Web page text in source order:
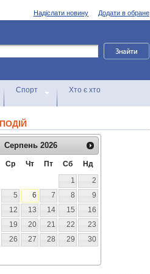
Додати в обране
Надіслати новину
Спорт Хто є хто
Серпень 2026
Ср Чт Пт Сб
Нд
1
2
5 6 7 8
9
12 13 14 15
16
19 20 21 22
23
26 27 28 29
30